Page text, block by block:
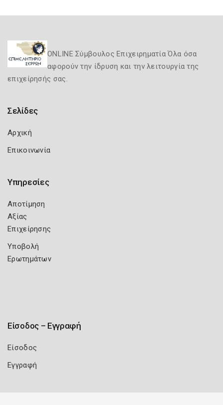
ONLINE Σύμβουλος Επιχειρηματία Όλα όσα
αφορούν την ίδρυση και την λειτουργία της
επιχείρησής σας.
Σελίδες
Αρχική
Επικοινωνία
Υπηρεσίες
Αποτίμηση
Αξίας
Επιχείρησης
Υποβολή
Ερωτημάτων
Είσοδος – Εγγραφή
Είσοδος
Εγγραφή